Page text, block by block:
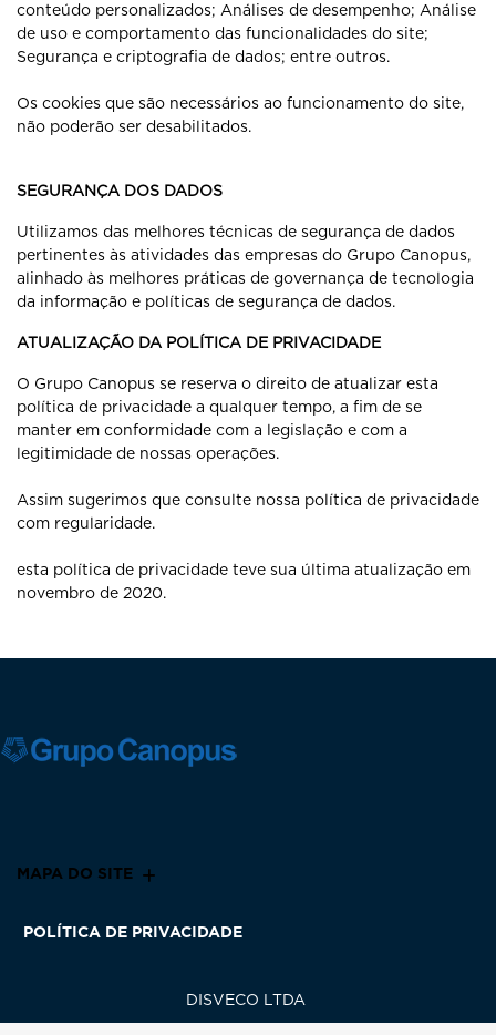
conteúdo personalizados; Análises de desempenho; Análise
de uso e comportamento das funcionalidades do site;
Segurança e criptografia de dados; entre outros.
Os cookies que são necessários ao funcionamento do site,
não poderão ser desabilitados.
SEGURANÇA DOS DADOS
Utilizamos das melhores técnicas de segurança de dados
pertinentes às atividades das empresas do Grupo Canopus,
alinhado às melhores práticas de governança de tecnologia
da informação e políticas de segurança de dados.
ATUALIZAÇÃO DA POLÍTICA DE PRIVACIDADE
O Grupo Canopus se reserva o direito de atualizar esta
política de privacidade a qualquer tempo, a fim de se
manter em conformidade com a legislação e com a
legitimidade de nossas operações.
Assim sugerimos que consulte nossa política de privacidade
com regularidade.
esta política de privacidade teve sua última atualização em
novembro de 2020.
MAPA DO SITE
POLÍTICA DE PRIVACIDADE
DISVECO LTDA